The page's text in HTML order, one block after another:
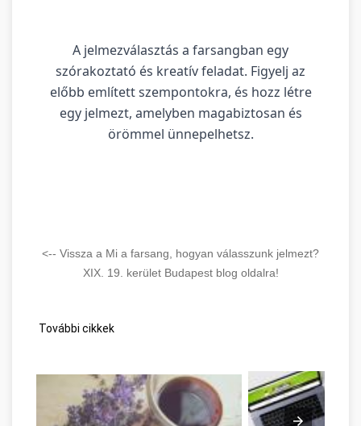
A jelmezválasztás a farsangban egy
szórakoztató és kreatív feladat. Figyelj az
előbb említett szempontokra, és hozz létre
egy jelmezt, amelyben magabiztosan és
örömmel ünnepelhetsz.
<-- Vissza a Mi a farsang, hogyan válasszunk jelmezt?
XIX. 19. kerület Budapest blog oldalra!
További cikkek